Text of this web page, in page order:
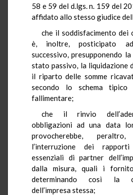
58 e 59 del d.lgs. n. 159 del
affidato allo stesso giudice
che il soddisfacimento dei
è, inoltre, posticipato
successivo, presupponendo
stato passivo, la liquidazione
il riparto delle somme
secondo lo schema tipico
fallimentare;
che il rinvio
obbligazioni ad una data
provocherebbe, peraltro,
l’interruzione dei
essenziali di partner
dalla misura, quali i
determinando così la
dell’impresa stessa;